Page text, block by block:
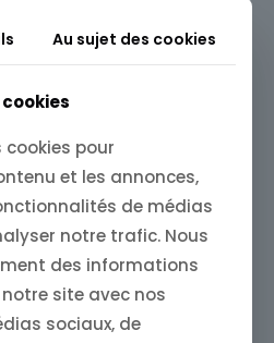
votre marque en
Au sujet des cookies
pour
et les annonces,
de médias
notre trafic. Nous
des informations
site avec nos
sociaux, de